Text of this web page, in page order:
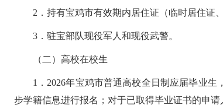
2．持有宝鸡市有效期内居住证（临时居住证
3．驻宝部队现役军人和现役武警。
（二）高校在校生
1．2026年宝鸡市普通高校全日制应届毕业
步学籍信息进行报名；对于已取得毕业证书的申